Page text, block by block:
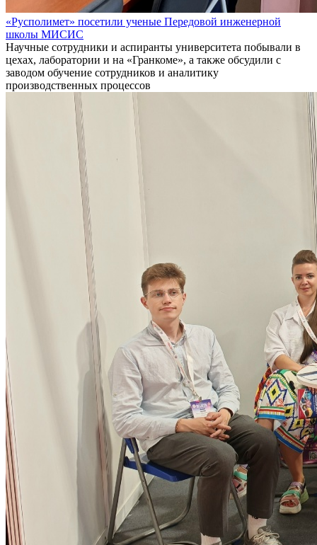
«Русполимет» посетили ученые Передовой инженерной
школы МИСИС
Научные сотрудники и аспиранты университета побывали в
цехах, лаборатории и на «Гранкоме», а также обсудили с
заводом обучение сотрудников и аналитику
производственных процессов